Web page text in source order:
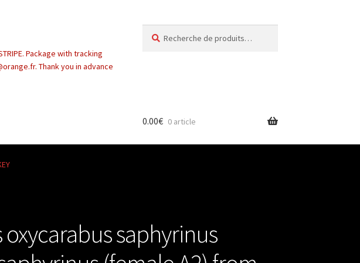
Package with tracking
Thank you in advance
pour :
0.00€ 0 article
oxycarabus saphyrinus